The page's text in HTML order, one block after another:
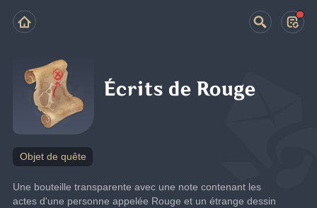
Écrits de Rouge
Objet de quête
Une bouteille transparente avec une note contenant les
actes d'une personne appelée Rouge et un étrange dessin